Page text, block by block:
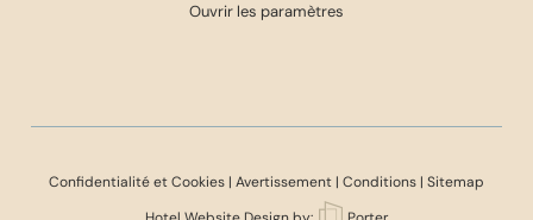
Ouvrir les paramètres
Confidentialité et Cookies| Avertissement| Conditions| Sitemap